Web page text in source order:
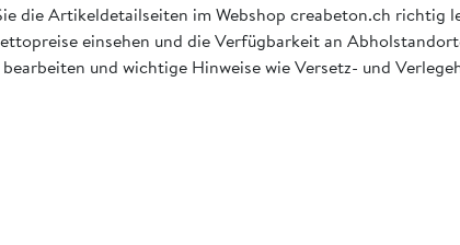
die Artikeldetailseiten im Webshop creabeton.ch richtig
einsehen und die Verfügbarkeit an
und wichtige Hinweise wie Versetz- und